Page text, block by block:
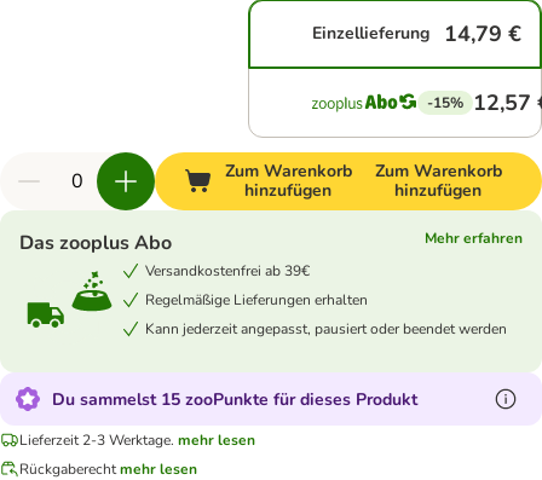
Einzellieferung 14,79 €
-15% 12,57
Zum Warenkorb
hinzufügen
Zum Warenkorb
hinzufügen
Das zooplus Abo
Mehr erfahren
Versandkostenfrei ab 39€
Regelmäßige Lieferungen erhalten
Kann jederzeit angepasst, pausiert oder beendet werden
Du sammelst 15 zooPunkte für dieses Produkt
Lieferzeit 2-3 Werktage. mehr lesen
Rückgaberechtmehr lesen